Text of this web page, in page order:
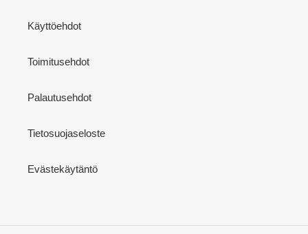
Käyttöehdot
Toimitusehdot
Palautusehdot
Tietosuojaseloste
Evästekäytäntö